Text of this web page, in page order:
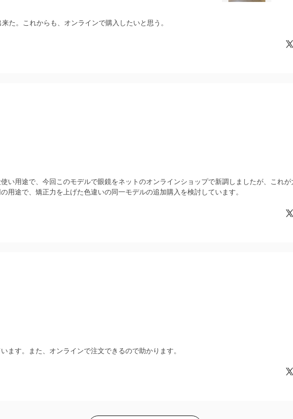
た。これからも、オンラインで購入したいと思う。
い用途で、今回このモデルで眼鏡をネットのオンラインショップで新調しましたが、これが
用途で、矯正力を上げた色違いの同一モデルの追加購入を検討しています。
ます。また、オンラインで注文できるので助かります。